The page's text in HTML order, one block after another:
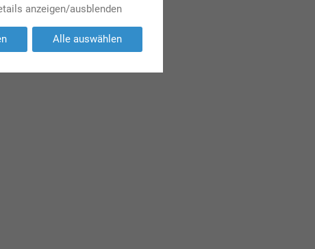
anzeigen/ausblenden
Alle auswählen